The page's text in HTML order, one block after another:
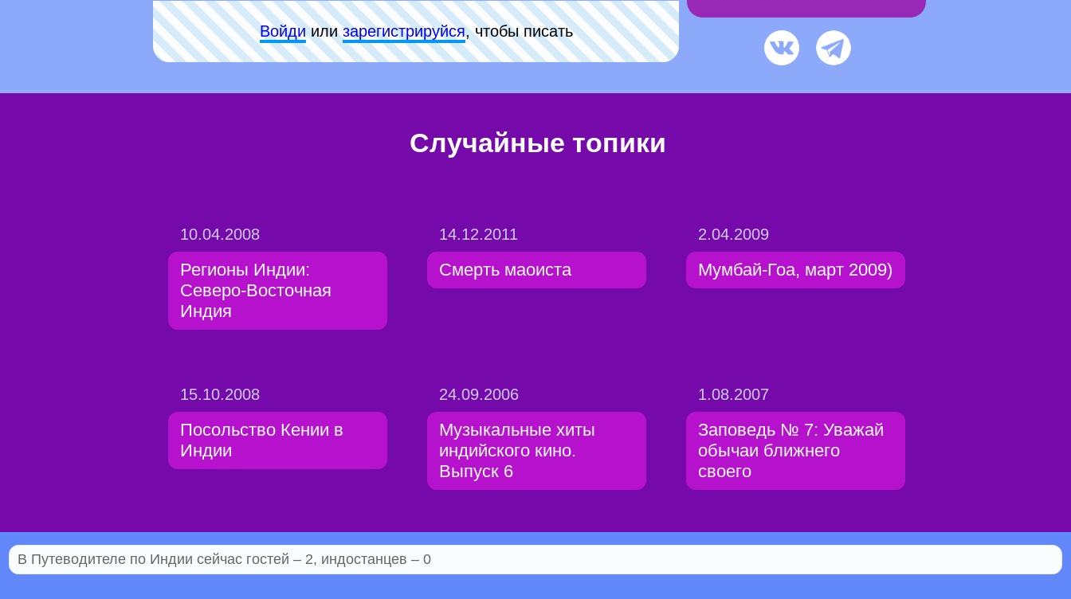
Войдиилизарeгиcтpируйся, чтобы писать
Случайные топики
10.04.2008
Регионы Индии:
Северо-Восточная
Индия
14.12.2011
Смерть маоиста
2.04.2009
Мумбай-Гоа, март 2009)
15.10.2008
Посольство Кении в
Индии
24.09.2006
Музыкальные хиты
индийского кино.
Выпуск 6
1.08.2007
Заповедь № 7: Уважай
обычаи ближнего
своего
В Путеводителе по Индии сейчас гостей – 2, индостанцев – 0